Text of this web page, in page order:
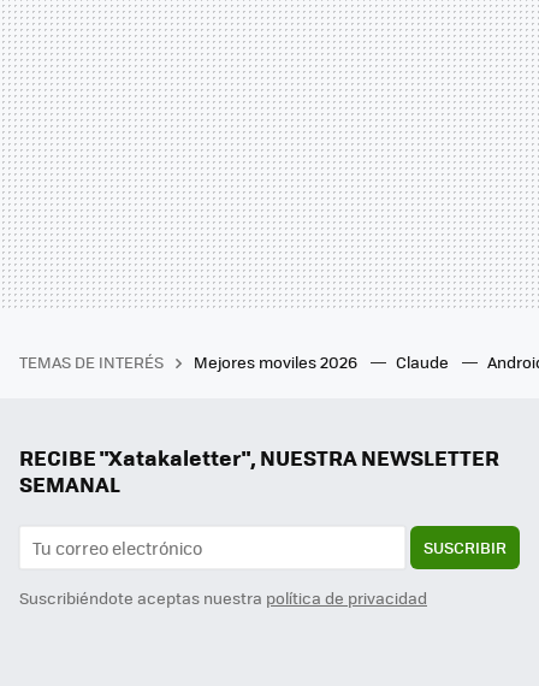
TEMAS DE INTERÉS Mejores moviles 2026 Claude
RECIBE "Xatakaletter", NUESTRA NEWSLETTER
SEMANAL
SUSCRIBIR
Suscribiéndote aceptas nuestra política de privacidad